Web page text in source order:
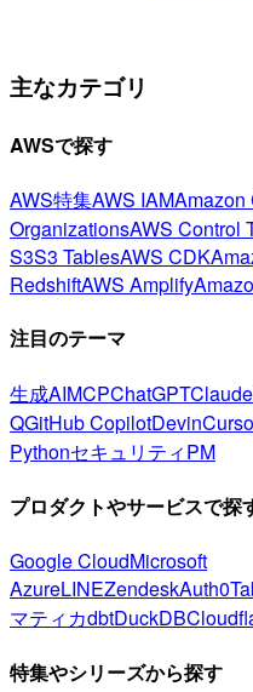
主なカテゴリ
AWSで探す
AWS特集AWS IAMAmazon
OrganizationsAWS Control
S3S3 TablesAWS CDK
RedshiftAWS Amplify
注目のテーマ
生成AIMCPChatGPTClaude
QGitHub CopilotDevin
PythonセキュリティPM
プロダクトやサービスで探
Google CloudMicrosoft
AzureLINEZendeskAuth0
マティカdbtDuckDB
特集やシリーズから探す